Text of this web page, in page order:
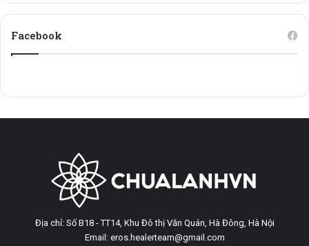
Facebook
Địa chỉ: Số B18 - TT14, Khu Đô thị Văn Quán, Hà Đông, Hà Nội
Email: eros.healerteam@gmail.com